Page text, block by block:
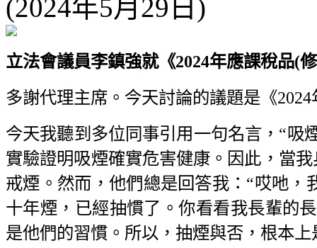
(2024年5月29日)
立法會議員李鎮強就《2024年應課稅品(
多謝代理主席。今天討論的議題是《
今天我聽到多位同事引用一句名言，“吸
實驗證明吸煙確實危害健康。因此，當
戒煙。然而，他們總是回答我：“哎吔，
十年煙，已經抽慣了。你看看我長輩的
是他們的習慣。所以，抽煙與否，根本